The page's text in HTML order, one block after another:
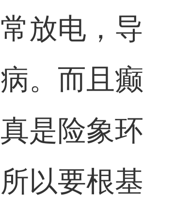
放电，导
。而且癫
是险象环
以要根基